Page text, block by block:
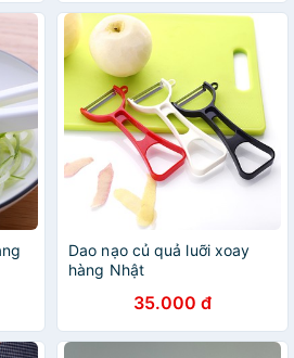
Dao nạo củ quả luỡi xoay
hàng Nhật
35.000 đ